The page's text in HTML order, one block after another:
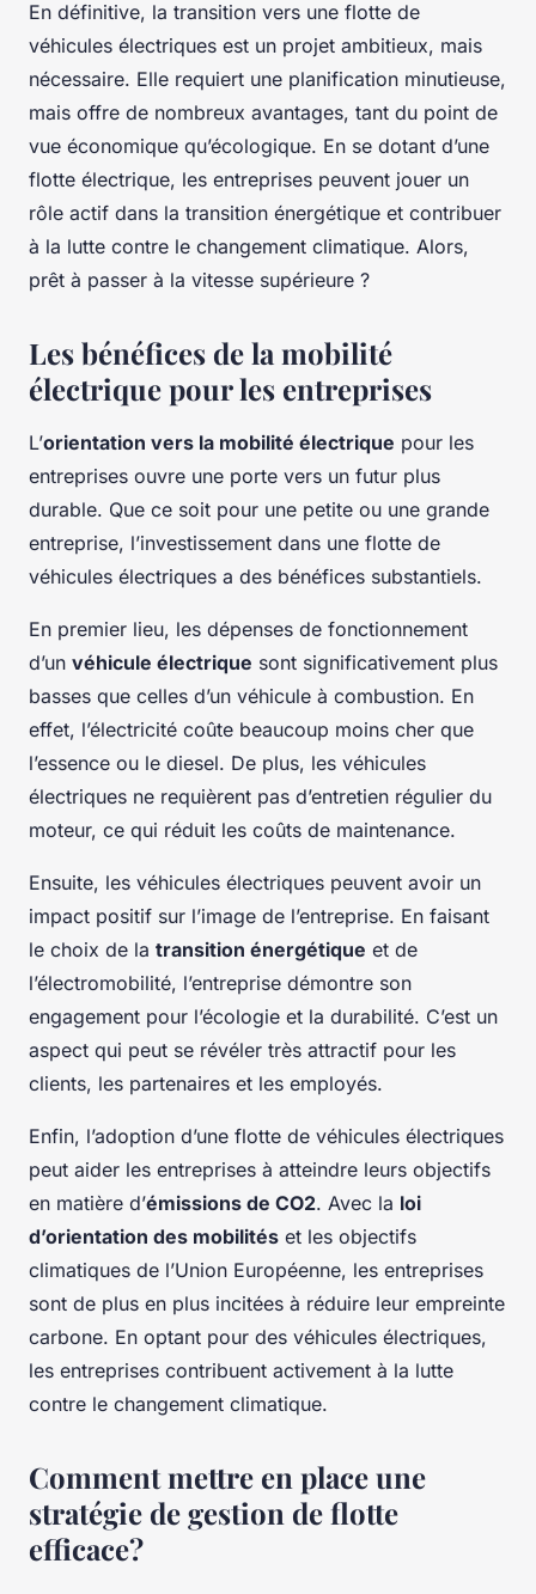
En définitive, la transition vers une flotte de
véhicules électriques est un projet ambitieux, mais
nécessaire. Elle requiert une planification minutieuse,
mais offre de nombreux avantages, tant du point de
vue économique qu’écologique. En se dotant d’une
flotte électrique, les entreprises peuvent jouer un
rôle actif dans la transition énergétique et contribuer
à la lutte contre le changement climatique. Alors,
prêt à passer à la vitesse supérieure ?
Les bénéfices de la mobilité
électrique pour les entreprises
L’orientation vers la mobilité électrique pour les
entreprises ouvre une porte vers un futur plus
durable. Que ce soit pour une petite ou une grande
entreprise, l’investissement dans une flotte de
véhicules électriques a des bénéfices substantiels.
En premier lieu, les dépenses de fonctionnement
d’un véhicule électrique sont significativement plus
basses que celles d’un véhicule à combustion. En
effet, l’électricité coûte beaucoup moins cher que
l’essence ou le diesel. De plus, les véhicules
électriques ne requièrent pas d’entretien régulier du
moteur, ce qui réduit les coûts de maintenance.
Ensuite, les véhicules électriques peuvent avoir un
impact positif sur l’image de l’entreprise. En faisant
le choix de la transition énergétique et de
l’électromobilité, l’entreprise démontre son
engagement pour l’écologie et la durabilité. C’est un
aspect qui peut se révéler très attractif pour les
clients, les partenaires et les employés.
Enfin, l’adoption d’une flotte de véhicules électriques
peut aider les entreprises à atteindre leurs objectifs
en matière d’émissions de CO2. Avec la loi
d’orientation des mobilités et les objectifs
climatiques de l’Union Européenne, les entreprises
sont de plus en plus incitées à réduire leur empreinte
carbone. En optant pour des véhicules électriques,
les entreprises contribuent activement à la lutte
contre le changement climatique.
Comment mettre en place une
stratégie de gestion de flotte
efficace?